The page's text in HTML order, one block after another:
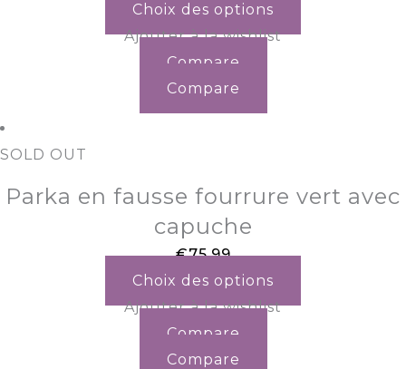
Choix des options
Ajouter à la wishlist
Compare
Compare
SOLD OUT
Parka en fausse fourrure vert avec
capuche
€75.99
Choix des options
Ajouter à la wishlist
Compare
Compare